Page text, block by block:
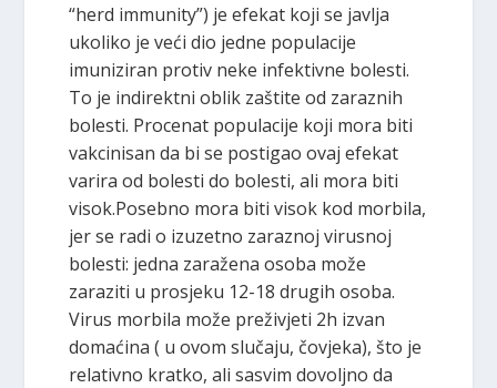
“herd immunity”) je efekat koji se javlja
ukoliko je veći dio jedne populacije
imuniziran protiv neke infektivne bolesti.
To je indirektni oblik zaštite od zaraznih
bolesti. Procenat populacije koji mora biti
vakcinisan da bi se postigao ovaj efekat
varira od bolesti do bolesti, ali mora biti
visok.Posebno mora biti visok kod morbila,
jer se radi o izuzetno zaraznoj virusnoj
bolesti: jedna zaražena osoba može
zaraziti u prosjeku 12-18 drugih osoba.
Virus morbila može preživjeti 2h izvan
domaćina ( u ovom slučaju, čovjeka), što je
relativno kratko, ali sasvim dovoljno da